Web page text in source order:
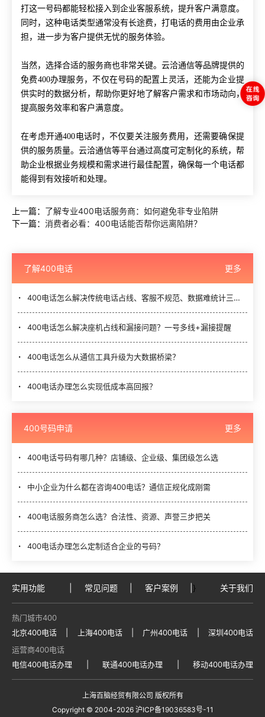
打这一号码都能轻松接入到企业客服系统，提升客户满意度。
同时，这种电话类型通常没有长途费，打电话的费用由企业承
担，进一步为客户提供无忧的服务体验。
当然，选择合适的服务商也非常关键。云洽通信等品牌提供的
免费400办理服务，不仅在号码的配置上灵活，还能为企业提
供实时的数据分析，帮助你更好地了解客户需求和市场动向，
提高服务效率和客户满意度。
在考虑开通400电话时，不仅要关注服务费用，还需要确保提
供的服务质量。云洽通信等平台通过高度可定制化的系统，帮
助企业根据业务规模和需求进行最佳配置，确保每一个电话都
能得到有效接听和处理。
上一篇： 了解专业400电话服务商：如何避免非专业陷阱
下一篇： 消费者必看：400电话能否帮你远离陷阱？
了解400电话 更多
400电话怎么解决传统电话占线、客服不规范、数据难统计三大难题？
400电话怎么解决座机占线和漏接问题？一号多线+漏接提醒
400电话怎么从通信工具升级为大数据桥梁？
400电话办理怎么实现低成本高回报？
400号码申请 更多
400电话号码有哪几种？店铺级、企业级、集团级怎么选
中小企业为什么都在咨询400电话？通信正规化成刚需
400电话服务商怎么选？合法性、资源、声誉三步把关
400电话办理怎么定制适合企业的号码？
实用功能 常见问题 客户案例 } 关于我们
热门城市400
北京400电话
上海400电话 广州400电话
深圳400电话
运营商400电话
电信400电话办理
联通400电话办理 移动400电话办理
上海百脑经贸有限公司 版权所有
Copyright © 2004-2026 沪ICP备19036583号-11